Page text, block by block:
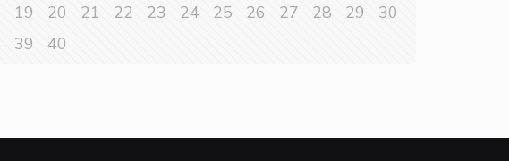
19 20 21 22 23 24 25 26 27 28 29
30
39
40